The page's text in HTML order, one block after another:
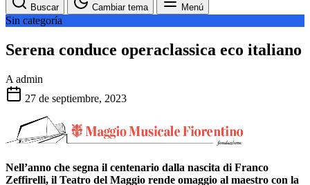
Buscar Cambiar tema Menú
Sin categoría
Serena conduce operaclassica eco italiano
A admin
27 de septiembre, 2023
Nell’anno che segna il centenario dalla nascita di Franco
Zeffirelli, il Teatro del Maggio rende omaggio al maestro con la